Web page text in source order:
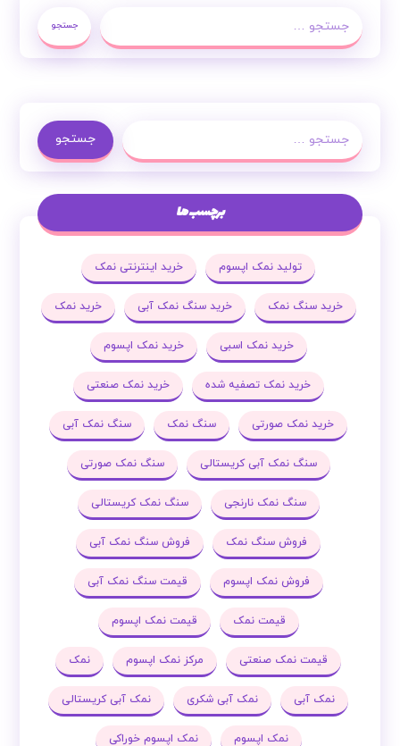
جستجو
جستجو
برچسب ها
تولید نمک اپسوم خرید اینترنتی نمک
خرید سنگ نمک خرید سنگ نمک آبی خرید نمک
خرید نمک اسبی خرید نمک اپسوم
خرید نمک تصفیه شده خرید نمک صنعتی
خرید نمک صورتی سنگ نمک سنگ نمک آبی
سنگ نمک آبی کریستالی سنگ نمک صورتی
سنگ نمک نارنجی سنگ نمک کریستالی
فروش سنگ نمک فروش سنگ نمک آبی
فروش نمک اپسوم قیمت سنگ نمک آبی
قیمت نمک قیمت نمک اپسوم
قیمت نمک صنعتی مرکز نمک اپسوم نمک
نمک آبی نمک آبی شکری نمک آبی کریستالی
نمک اپسوم نمک اپسوم خوراکی